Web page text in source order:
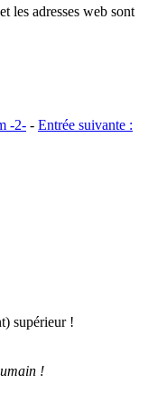
les adresses web sont
-2- - Entrée suivante :
supérieur !
!